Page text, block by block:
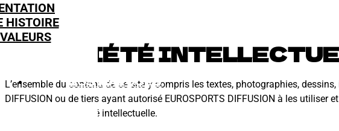
HISTOIRE
NOS MARQUES
PROPRIÉTÉ
L’ensemble du contenu de ce site y compris les textes, photographies,
DIFFUSION ou de tiers ayant autorisé EUROSPORTS DIFFUSION à les
d’auteur et la propriété intellectuelle.